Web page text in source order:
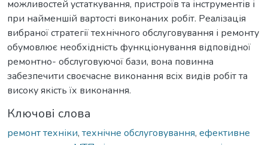
можливостей устаткування, пристроїв та інструментів і
при найменшій вартості виконаних робіт. Реалізація
вибраної стратегії технічного обслуговування і ремонту
обумовлює необхідність функціонування відповідної
ремонтно- обслуговуючої бази, вона повинна
забезпечити своєчасне виконання всіх видів робіт та
високу якість їх виконання.
Ключові слова
ремонт техніки, технічне обслуговування, ефективне